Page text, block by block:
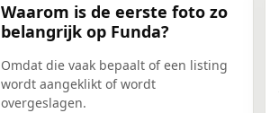
Waarom is de eerste foto zo
belangrijk op Funda?
Omdat die vaak bepaalt of een listing
wordt aangeklikt of wordt
overgeslagen.